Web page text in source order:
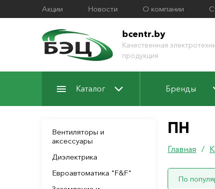
Акции Новости О компании
bcentr.by
Качественная
продукция
Каталог Бренды
Вентиляторы и
аксессуары
Диэлектрика
Евроавтоматика "F&F"
ПН
Главная /
По